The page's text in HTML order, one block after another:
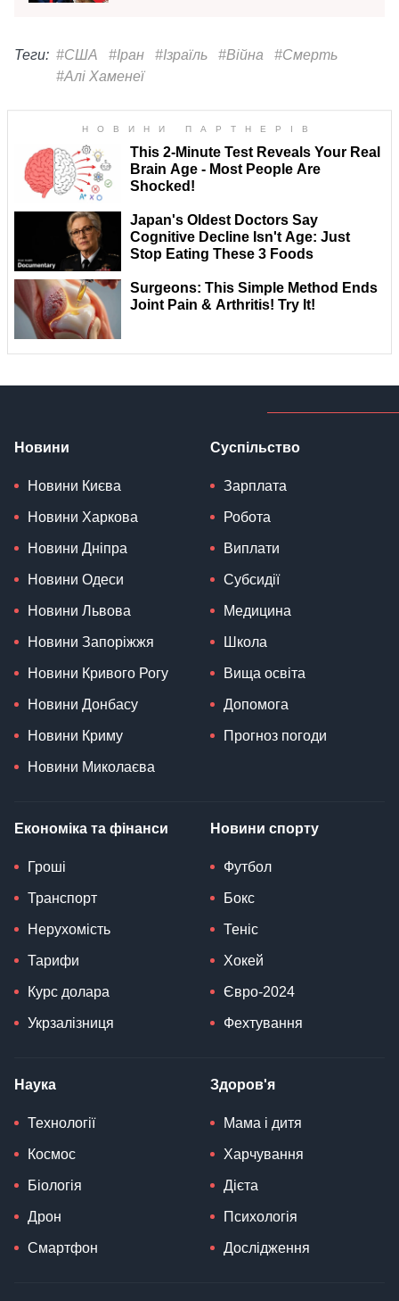
Теги: #США #Іран #Ізраїль #Війна
#Смерть
#Алі Хаменеї
Новини
Новини Києва
Новини Харкова
Новини Дніпра
Новини Одеси
Новини Львова
Новини Запоріжжя
Новини Кривого Рогу
Новини Донбасу
Новини Криму
Новини Миколаєва
Суспільство
Зарплата
Робота
Виплати
Субсидії
Медицина
Школа
Вища освіта
Допомога
Прогноз погоди
Економіка та фінанси
Гроші
Транспорт
Нерухомість
Тарифи
Курс долара
Укрзалізниця
Новини спорту
Футбол
Бокс
Теніс
Хокей
Євро-2024
Фехтування
Наука
Технології
Космос
Біологія
Дрон
Смартфон
Здоров'я
Мама і дитя
Харчування
Дієта
Психологія
Дослідження